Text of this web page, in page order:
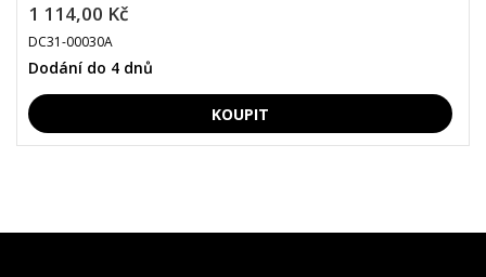
1 114,00 Kč
DC31-00030A
Dodání do 4 dnů